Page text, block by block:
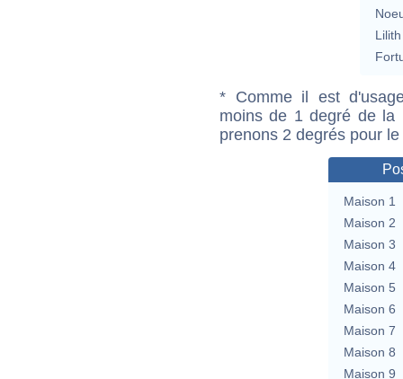
Lilith
* Comme il est
moins de 1 degré de la
prenons 2 degrés pour
Maison 1
Maison 2
Maison 3
Maison 4
Maison 5
Maison 6
Maison 7
Maison 8
Maison 9